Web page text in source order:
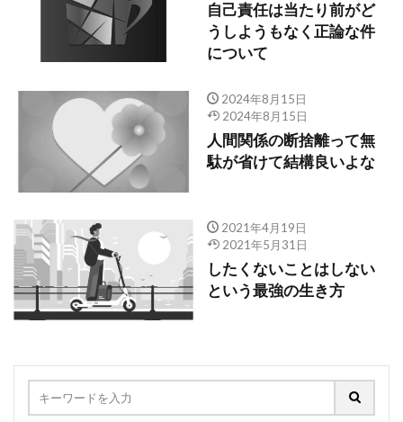
自己責任は当たり前がど
うしようもなく正論な件
について
2024年8月15日
2024年8月15日
人間関係の断捨離って無
駄が省けて結構良いよな
2021年4月19日
2021年5月31日
したくないことはしない
という最強の生き方